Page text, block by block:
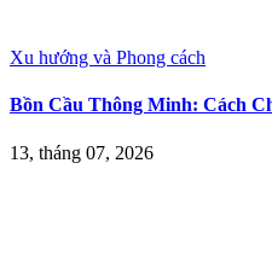
Xu hướng và Phong cách
Bồn Cầu Thông Minh: Cách
13, tháng 07, 2026